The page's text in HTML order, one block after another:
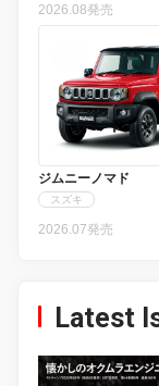
2026.08発売
ジムニーノマド
スズキ
2026.07発売
Latest